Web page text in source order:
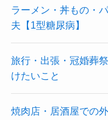
ラーメン・丼もの・
夫【1型糖尿病】
旅行・出張・冠婚葬
けたいこと
焼肉店・居酒屋での